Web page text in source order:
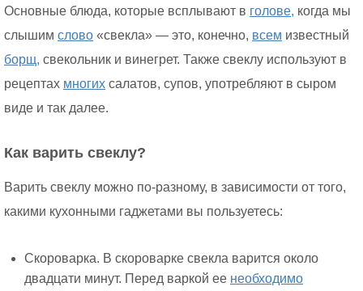
Основные блюда, которые всплывают в голове, когда мы
слышим слово «свекла» — это, конечно, всем известный
борщ, свекольник и винегрет. Также свеклу используют в
рецептах многих салатов, супов, употребляют в сыром
виде и так далее.
Как варить свеклу?
Варить свеклу можно по-разному, в зависимости от того,
какими кухонными гаджетами вы пользуетесь:
Скороварка. В скороварке свекла варится около
двадцати минут. Перед варкой ее необходимо